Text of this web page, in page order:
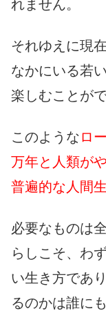
れません。
それゆえに現
なかにいる若
楽しむことが
このようなロ
万年と人類が
普遍的な人間
必要なものは
らしこそ、わ
い生き方であ
るのかは誰に